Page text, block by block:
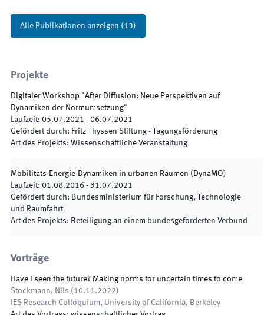
Alle Publikationen anzeigen (13)
Projekte
Digitaler Workshop "After Diffusion: Neue Perspektiven auf
Dynamiken der Normumsetzung"
Laufzeit: 05.07.2021 - 06.07.2021
Gefördert durch: Fritz Thyssen Stiftung - Tagungsförderung
Art des Projekts: Wissenschaftliche Veranstaltung
Mobilitäts-Energie-Dynamiken in urbanen Räumen ( DynaMO)
Laufzeit: 01.08.2016 - 31.07.2021
Gefördert durch: Bundesministerium für Forschung, Technologie
und Raumfahrt
Art des Projekts: Beteiligung an einem bundesgeförderten Verbund
Vorträge
Have I seen the future? Making norms for uncertain times to come
Stockmann, Nils ( 10.11.2022)
IES Research Colloquium, University of California, Berkeley